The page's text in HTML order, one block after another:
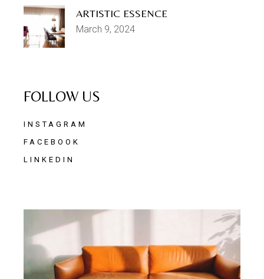
ARTISTIC ESSENCE
March 9, 2024
FOLLOW US
INSTAGRAM
FACEBOOK
LINKEDIN